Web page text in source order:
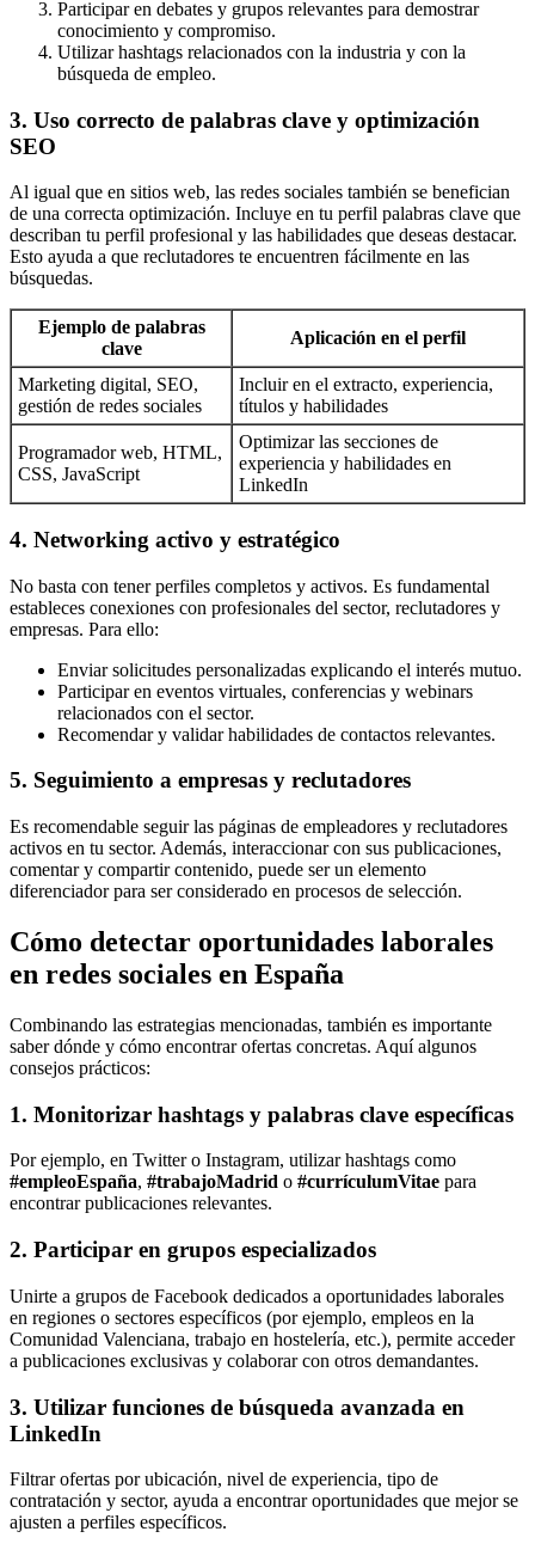
Participar en debates y grupos relevantes para demostrar
conocimiento y compromiso.
Utilizar hashtags relacionados con la industria y con la
búsqueda de empleo.
3. Uso correcto de palabras clave y optimización
SEO
Al igual que en sitios web, las redes sociales también se benefician
de una correcta optimización. Incluye en tu perfil palabras clave que
describan tu perfil profesional y las habilidades que deseas destacar.
Esto ayuda a que reclutadores te encuentren fácilmente en las
búsquedas.
Ejemplo de palabras
clave
Aplicación en el perfil
Marketing digital, SEO,
gestión de redes sociales
Incluir en el extracto, experiencia,
títulos y habilidades
Programador web, HTML,
CSS, JavaScript
Optimizar las secciones de
experiencia y habilidades en
LinkedIn
4. Networking activo y estratégico
No basta con tener perfiles completos y activos. Es fundamental
estableces conexiones con profesionales del sector, reclutadores y
empresas. Para ello:
Enviar solicitudes personalizadas explicando el interés mutuo.
Participar en eventos virtuales, conferencias y webinars
relacionados con el sector.
Recomendar y validar habilidades de contactos relevantes.
5. Seguimiento a empresas y reclutadores
Es recomendable seguir las páginas de empleadores y reclutadores
activos en tu sector. Además, interaccionar con sus publicaciones,
comentar y compartir contenido, puede ser un elemento
diferenciador para ser considerado en procesos de selección.
Cómo detectar oportunidades laborales
en redes sociales en España
Combinando las estrategias mencionadas, también es importante
saber dónde y cómo encontrar ofertas concretas. Aquí algunos
consejos prácticos:
1. Monitorizar hashtags y palabras clave específicas
Por ejemplo, en Twitter o Instagram, utilizar hashtags como
#empleoEspaña, #trabajoMadrid o #currículumVitae para
encontrar publicaciones relevantes.
2. Participar en grupos especializados
Unirte a grupos de Facebook dedicados a oportunidades laborales
en regiones o sectores específicos (por ejemplo, empleos en la
Comunidad Valenciana, trabajo en hostelería, etc.), permite acceder
a publicaciones exclusivas y colaborar con otros demandantes.
3. Utilizar funciones de búsqueda avanzada en
LinkedIn
Filtrar ofertas por ubicación, nivel de experiencia, tipo de
contratación y sector, ayuda a encontrar oportunidades que mejor se
ajusten a perfiles específicos.